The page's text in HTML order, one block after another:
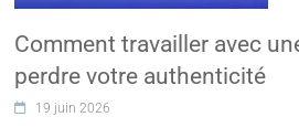
Comment travailler avec
perdre votre authenticité
19 juin 2026